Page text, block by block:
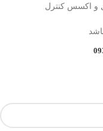
و اکسس کنترل